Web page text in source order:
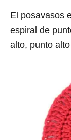
El posavasos
espiral de
alto, punto